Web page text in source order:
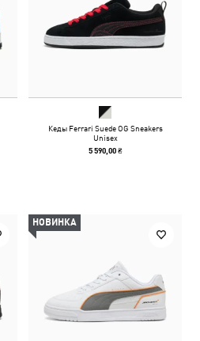
Кеды Ferrari Suede OG Sneakers
Unisex
5 590,00 ₴
НОВИНКА